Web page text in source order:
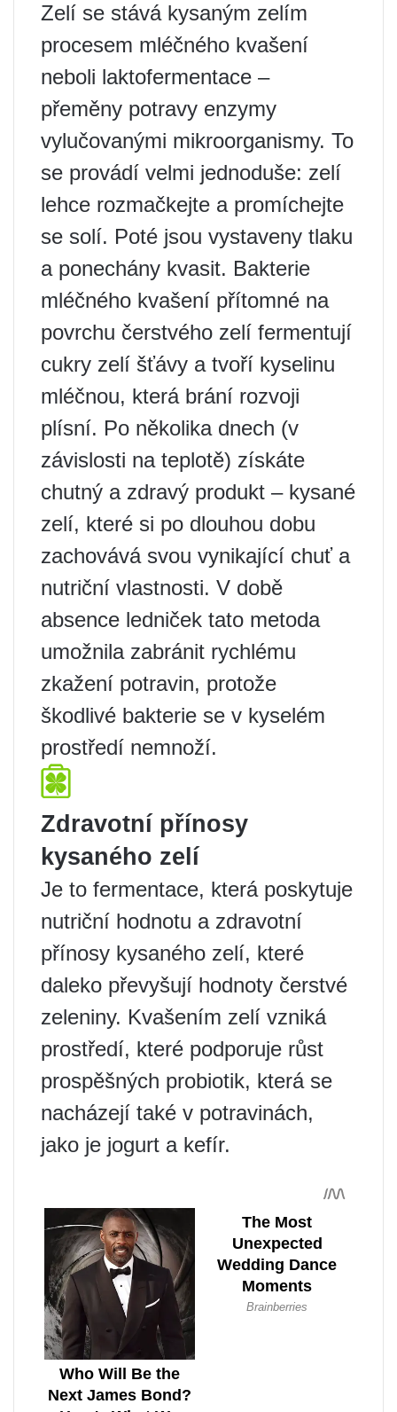
Zelí se stává kysaným zelím
procesem mléčného kvašení
neboli laktofermentace –
přeměny potravy enzymy
vylučovanými mikroorganismy. To
se provádí velmi jednoduše: zelí
lehce rozmačkejte a promíchejte
se solí. Poté jsou vystaveny tlaku
a ponechány kvasit. Bakterie
mléčného kvašení přítomné na
povrchu čerstvého zelí fermentují
cukry zelí šťávy a tvoří kyselinu
mléčnou, která brání rozvoji
plísní. Po několika dnech (v
závislosti na teplotě) získáte
chutný a zdravý produkt – kysané
zelí, které si po dlouhou dobu
zachovává svou vynikající chuť a
nutriční vlastnosti. V době
absence ledniček tato metoda
umožnila zabránit rychlému
zkažení potravin, protože
škodlivé bakterie se v kyselém
prostředí nemnoží.
Zdravotní přínosy
kysaného zelí
Je to fermentace, která poskytuje
nutriční hodnotu a zdravotní
přínosy kysaného zelí, které
daleko převyšují hodnoty čerstvé
zeleniny. Kvašením zelí vzniká
prostředí, které podporuje růst
prospěšných probiotik, která se
nacházejí také v potravinách,
jako je jogurt a kefír.